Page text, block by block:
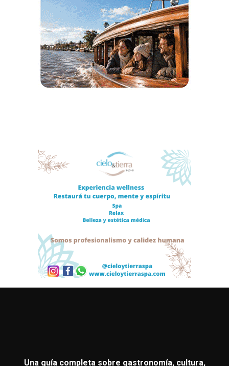
Una guía completa sobre gastronomía, cultura,